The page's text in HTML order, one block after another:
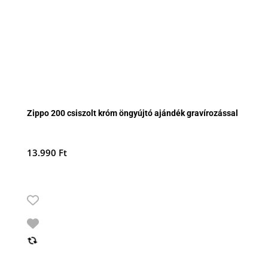
Zippo 200 csiszolt króm öngyújtó ajándék gravírozással
13.990 Ft